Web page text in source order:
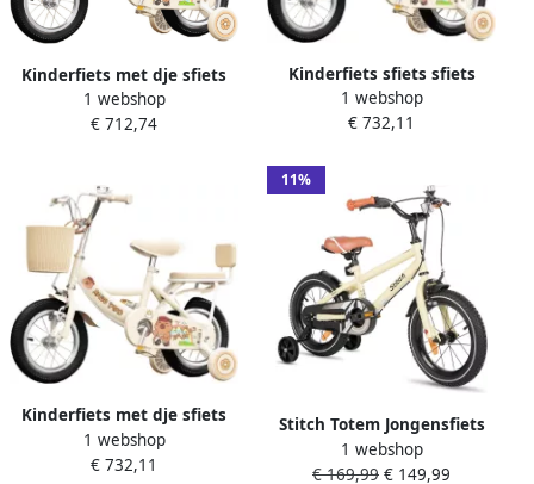
Kinderfiets met dje sfiets
sfiets Leren Fietsen
Capybara Patroon 18 inch
1 webshop
€ 712,74
Kinderfiets sfiets sfiets
Leren Fietsen Capybara
Patroon 12-20 Inch Beige
1 webshop
€ 732,11
Kinderfiets met dje sfiets
sfiets Leren Fietsen
Capybara Patroon 20 inch
1 webshop
€ 732,11
11%
Stitch Totem Jongensfiets
16 Inch Kinderfiets voor 4
tot 7 Jaar Met Zijwieltjes
1 webshop
€ 169,99 € 149,99